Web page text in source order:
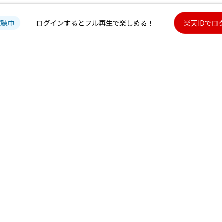
中 ログインするとフル再生で楽しめる！ 楽天IDでロ